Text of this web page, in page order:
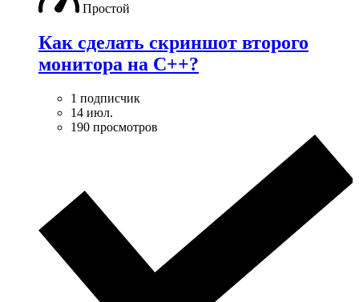
Простой
Как сделать скриншот второго
монитора на С++?
1 подписчик
14 июл.
190 просмотров